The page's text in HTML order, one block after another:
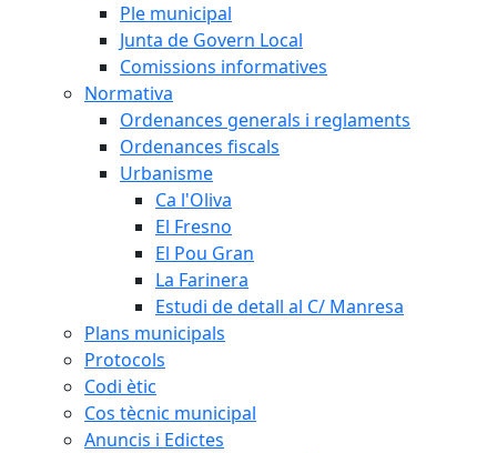
Ple municipal
Junta de Govern Local
Comissions informatives
Normativa
Ordenances generals i reglaments
Ordenances fiscals
Urbanisme
Ca l'Oliva
El Fresno
El Pou Gran
La Farinera
Estudi de detall al C/ Manresa
Plans municipals
Protocols
Codi ètic
Cos tècnic municipal
Anuncis i Edictes